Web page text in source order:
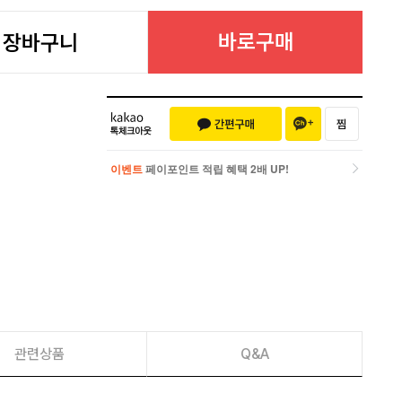
장바구니 바로구매
이벤트 페이포인트 적립 혜택 2배 UP!
관련상품 Q&A